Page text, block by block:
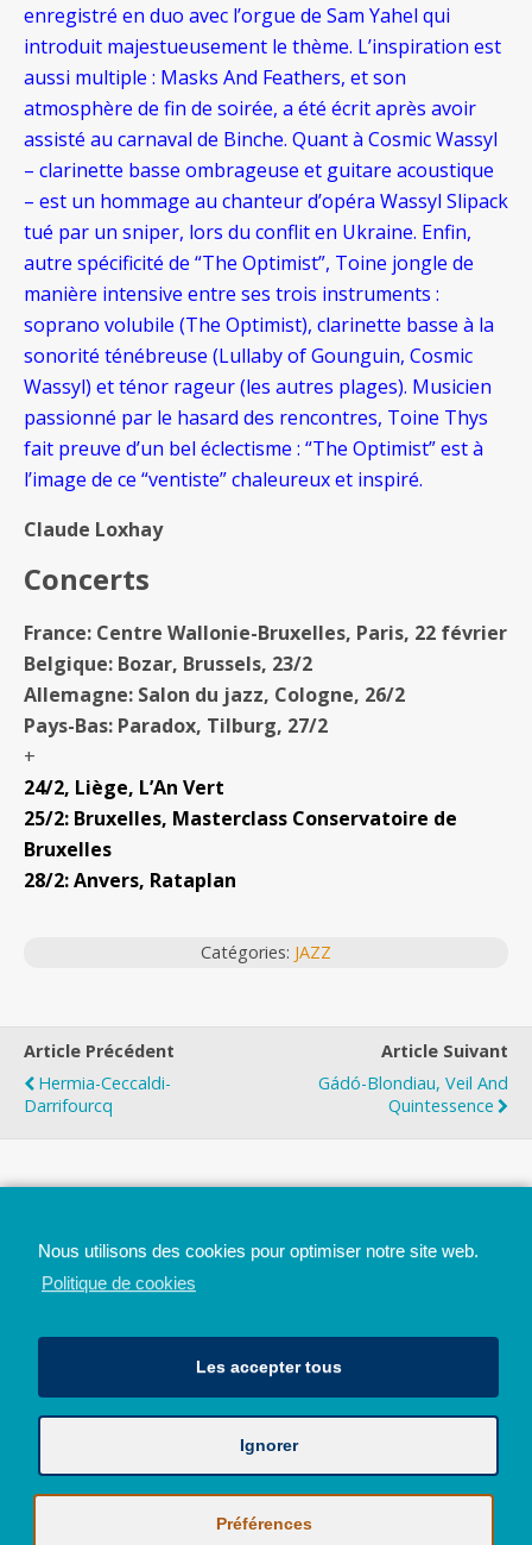
enregistré en duo avec l’orgue de Sam Yahel qui
introduit majestueusement le thème. L’inspiration est
aussi multiple : Masks And Feathers, et son
atmosphère de fin de soirée, a été écrit après avoir
assisté au carnaval de Binche. Quant à Cosmic Wassyl
– clarinette basse ombrageuse et guitare acoustique
– est un hommage au chanteur d’opéra Wassyl Slipack
tué par un sniper, lors du conflit en Ukraine. Enfin,
autre spécificité de “The Optimist”, Toine jongle de
manière intensive entre ses trois instruments :
soprano volubile (The Optimist), clarinette basse à la
sonorité ténébreuse (Lullaby of Gounguin, Cosmic
Wassyl) et ténor rageur (les autres plages). Musicien
passionné par le hasard des rencontres, Toine Thys
fait preuve d’un bel éclectisme : “The Optimist” est à
l’image de ce “ventiste” chaleureux et inspiré.
Claude Loxhay
Concerts
France: Centre Wallonie-Bruxelles, Paris, 22 février
Belgique: Bozar, Brussels, 23/2
Allemagne: Salon du jazz, Cologne, 26/2
Pays-Bas: Paradox, Tilburg, 27/2
+
24/2, Liège, L’An Vert
25/2: Bruxelles, Masterclass Conservatoire de
Bruxelles
28/2: Anvers, Rataplan
Catégories: JAZZ
Article Précédent
Hermia-Ceccaldi-
Darrifourcq
Article Suivant
Gádó-Blondiau, Veil And
Quintessence
Avec le soutien de la Province de Liège
© 2026 - Tous droits réservés - JazzMania
Politique en matière de confidentialité et de vie privée
Nous utilisons des cookies pour optimiser notre site web.
Politique de cookies
Les accepter tous
Ignorer
Préférences